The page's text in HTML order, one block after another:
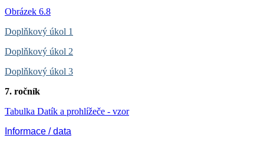
Obrázek 6.8
Doplňkový úkol 1
Doplňkový úkol 2
Doplňkový úkol 3
7. ročník
Tabulka Datík a prohlížeče - vzor
Informace / data